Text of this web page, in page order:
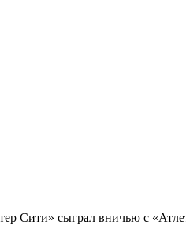
Сити» сыграл вничью с